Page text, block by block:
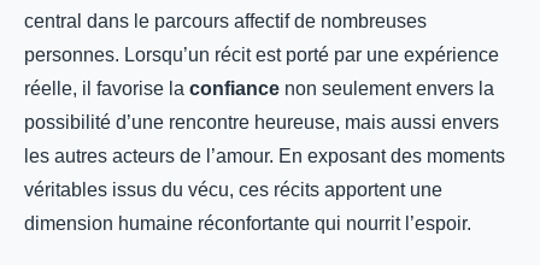
central dans le parcours affectif de nombreuses
personnes. Lorsqu’un récit est porté par une expérience
réelle, il favorise la confiance non seulement envers la
possibilité d’une rencontre heureuse, mais aussi envers
les autres acteurs de l’amour. En exposant des moments
véritables issus du vécu, ces récits apportent une
dimension humaine réconfortante qui nourrit l’espoir.